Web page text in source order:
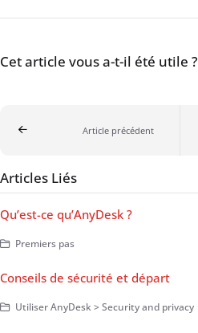
Cet article vous a-t-il été utile ?
Article précédent
Articles Liés
Qu’est-ce qu’AnyDesk ?
Premiers pas
Conseils de sécurité et départ
Utiliser AnyDesk > Security and privacy